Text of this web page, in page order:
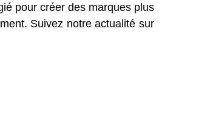
pour créer des marques plus
Suivez notre actualité sur